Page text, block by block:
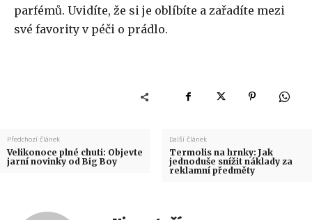
parfémů. Uvidíte, že si je oblíbíte a zařadíte mezi
své favority v péči o prádlo.
Předchozí článek
Velikonoce plné chuti: Objevte
jarní novinky od Big Boy
Další článek
Termolis na hrnky: Jak
jednoduše snížit náklady za
reklamní předměty